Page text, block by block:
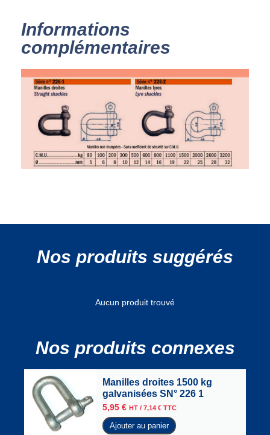
Informations
complémentaires
Nos produits suggérés
Aucun produit trouvé
Nos produits connexes
Manilles droites 1500 kg
galvanisées SN° 226 1
5,95 € HT / 7,14 € TTC
Ajouter au panier